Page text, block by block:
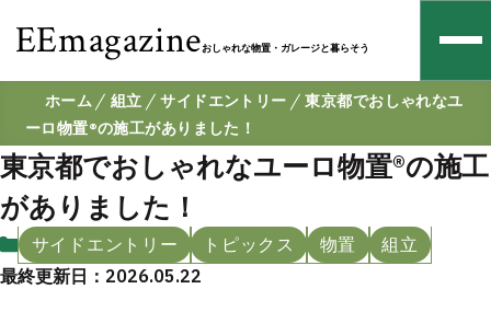
EEmagazineおしゃれな物置・ガレージと暮らそう
ホーム 組立 サイドエントリー
東京都でおしゃれなユ
ーロ物置®の施工がありました！
東京都でおしゃれなユーロ物置®の施工
がありました！
サイドエントリー トピックス 物置
組立
最終更新日：2026.05.22